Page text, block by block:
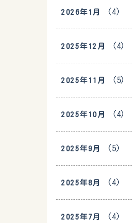
2026年1月 (4)
2025年12月 (4)
2025年11月 (5)
2025年10月 (4)
2025年9月 (5)
2025年8月 (4)
2025年7月 (4)